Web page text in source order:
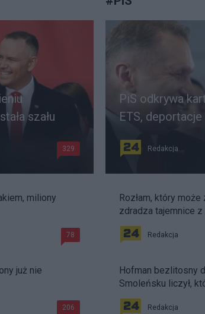
szału
329
miliony
78
już nie
206
PiS odkrywa
ETS,
Redakcja
Rozłam, który
zdradza tajemnice
Redakcja
Hofman bezlitosny
Smoleńsku liczył,
Redakcja